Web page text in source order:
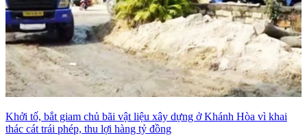
Khởi tố, bắt giam chủ bãi vật liệu xây dựng ở Khánh Hòa vì khai
thác cát trái phép, thu lợi hàng tỷ đồng